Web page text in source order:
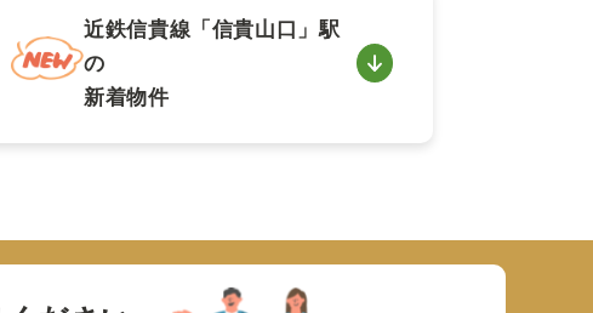
近鉄信貴線「信貴山口」駅
の
新着物件